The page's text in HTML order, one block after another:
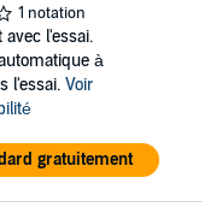
1 notation
avec l'essai.
à
l'essai. Voir
gratuitement